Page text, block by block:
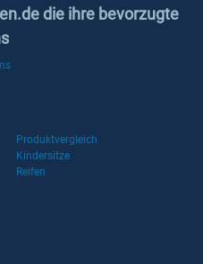
die ihre bevorzugte
Produktvergleich
Kindersitze
Reifen